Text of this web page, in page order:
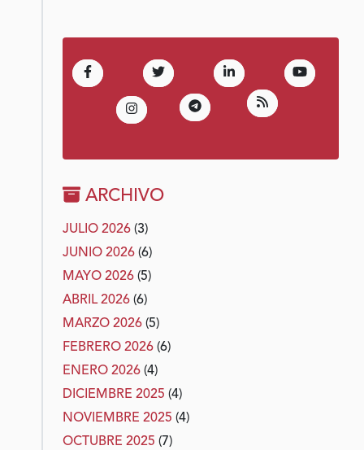
Facebook
(Abre en nueva ventana)
Twitter
(Abre en nueva ventana)
LinkedIn
(Abre en nuevaYoutube
(Abre en
Instagram
(Abre en nueva ventana)
Telegram
(Abre en nueva ventana)
RSS
(Abre en nueva
ARCHIVO
JULIO 2026 (3)
JUNIO 2026 (6)
MAYO 2026 (5)
ABRIL 2026 (6)
MARZO 2026 (5)
FEBRERO 2026 (6)
ENERO 2026 (4)
DICIEMBRE 2025 (4)
NOVIEMBRE 2025 (4)
OCTUBRE 2025 (7)